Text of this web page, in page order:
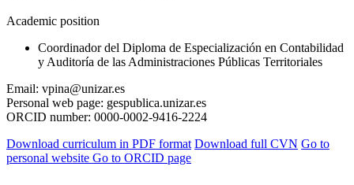
Academic position
Coordinador del Diploma de Especialización en Contabilidad
y Auditoría de las Administraciones Públicas Territoriales
Email: vpina@unizar.es
Personal web page: gespublica.unizar.es
ORCID number: 0000-0002-9416-2224
Download curriculum in PDF format Download full CVN Go to
personal website Go to ORCID page